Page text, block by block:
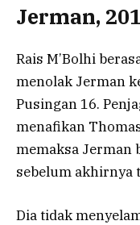
Jerman,
Rais M’Bolhi
menolak Jerman
Pusingan 16.
menafikan
memaksa Jerman
sebelum akhirnya
Dia tidak